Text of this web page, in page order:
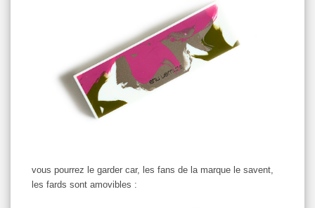
vous pourrez le garder car, les fans de la marque le savent,
les fards sont amovibles :